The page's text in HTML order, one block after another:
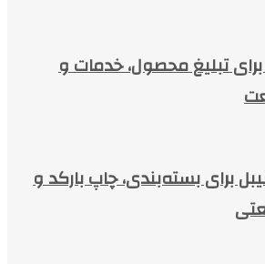
تبلیغ محصول، خدمات و
برای بسته‌بندی، چاپ بارکد و